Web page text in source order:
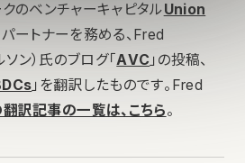
のベンチャーキャピタルUnion
ートナーを務める、Fred
ソン）氏のブログ「AVC 」の投稿、
」を翻訳したものです。Fred
訳記事の一覧は、こちら。